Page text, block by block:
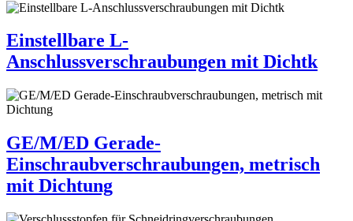
Einstellbare L-
Anschlussverschraubungen mit Dichtk
GE/M/ED Gerade-
Einschraubverschraubungen, metrisch
mit Dichtung